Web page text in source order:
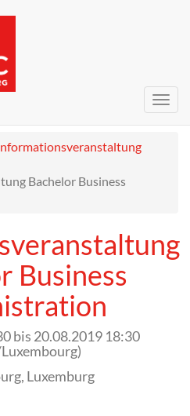
Bachelor Business
Business
bis 20.08.2019 18:30
)
, Luxemburg